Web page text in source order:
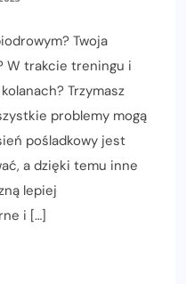
Twoja
W trakcie treningu i
Trzymasz
problemy mogą
pośladkowy jest
a dzięki temu inne
lepiej
i […]